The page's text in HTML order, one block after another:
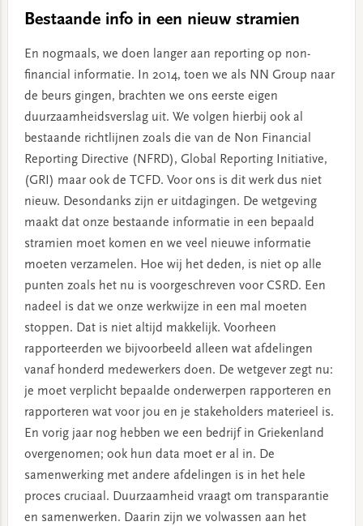
Bestaande info in een nieuw stramien
En nogmaals, we doen langer aan reporting op non-
financial informatie. In 2014, toen we als NN Group naar
de beurs gingen, brachten we ons eerste eigen
duurzaamheidsverslag uit. We volgen hierbij ook al
bestaande richtlijnen zoals die van de Non Financial
Reporting Directive (NFRD), Global Reporting Initiative,
(GRI) maar ook de TCFD. Voor ons is dit werk dus niet
nieuw. Desondanks zijn er uitdagingen. De wetgeving
maakt dat onze bestaande informatie in een bepaald
stramien moet komen en we veel nieuwe informatie
moeten verzamelen. Hoe wij het deden, is niet op alle
punten zoals het nu is voorgeschreven voor CSRD. Een
nadeel is dat we onze werkwijze in een mal moeten
stoppen. Dat is niet altijd makkelijk. Voorheen
rapporteerden we bijvoorbeeld alleen wat afdelingen
vanaf honderd medewerkers doen. De wetgever zegt nu:
je moet verplicht bepaalde onderwerpen rapporteren en
rapporteren wat voor jou en je stakeholders materieel is.
En vorig jaar nog hebben we een bedrijf in Griekenland
overgenomen; ook hun data moet er al in. De
samenwerking met andere afdelingen is in het hele
proces cruciaal. Duurzaamheid vraagt om transparantie
en samenwerken. Daarin zijn we volwassen aan het